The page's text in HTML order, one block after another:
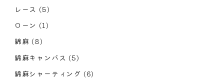
レース (5)
ローン (1)
綿麻 (8)
綿麻キャンバス (5)
綿麻シャーティング (6)